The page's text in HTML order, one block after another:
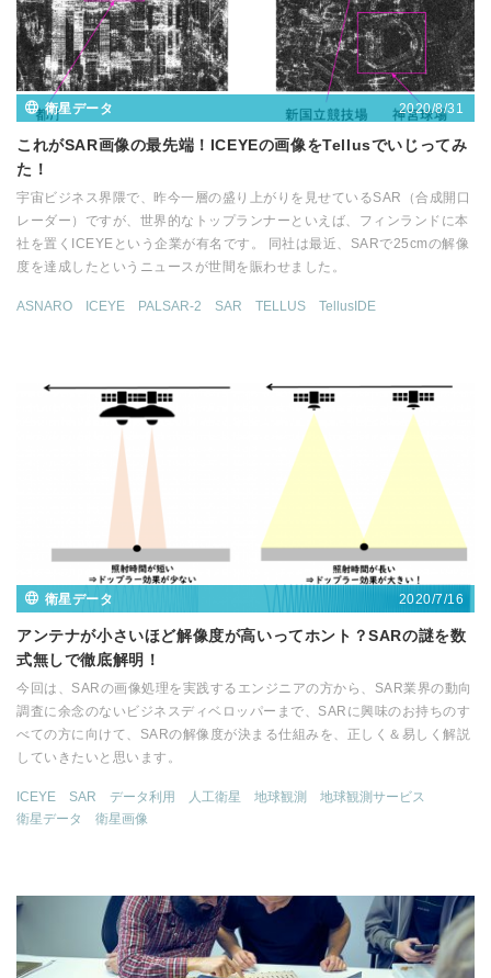
衛星データ 2020/8/31
これがSAR画像の最先端！ICEYEの画像をTellusでいじってみ
た！
宇宙ビジネス界隈で、昨今一層の盛り上がりを見せているSAR（合成開口
レーダー）ですが、世界的なトップランナーといえば、フィンランドに本
社を置くICEYEという企業が有名です。 同社は最近、SARで25cmの解像
度を達成したというニュースが世間を賑わせました。
ASNARO ICEYE PALSAR-2 SAR TELLUS TellusIDE
衛星データ 2020/7/16
アンテナが小さいほど解像度が高いってホント？SARの謎を数
式無しで徹底解明！
今回は、SARの画像処理を実践するエンジニアの方から、SAR業界の動向
調査に余念のないビジネスディベロッパーまで、SARに興味のお持ちのす
べての方に向けて、SARの解像度が決まる仕組みを、正しく＆易しく解説
していきたいと思います。
ICEYE SAR データ利用 人工衛星 地球観測
地球観測サービス
衛星データ
衛星画像